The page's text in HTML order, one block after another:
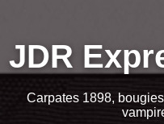
JDR
Carpates 1898,